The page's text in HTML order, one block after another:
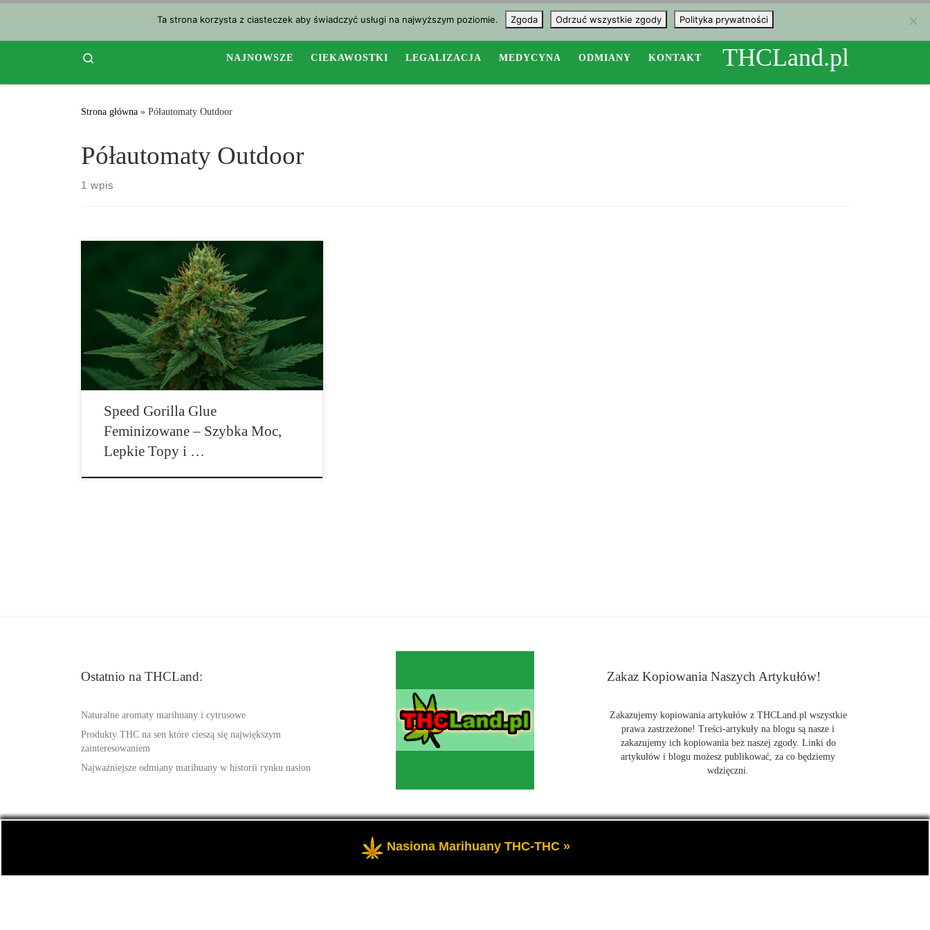
THCLand.pl
NAJNOWSZE CIEKAWOSTKI LEGALIZACJA MEDYCYNA ODMIANY KONTAKT
Strona główna » Półautomaty Outdoor
Półautomaty Outdoor
1 wpis
Speed Gorilla Glue Feminizowane: Szybka Moc w
Klasycznym Stylu GG Speed Gorilla Glue
Feminizowane to jedno z najlepszych połączeń
klasycznej genetyki Gorilla Glue i ekspresowego cyklu
życia. To odmiana, która nie tylko dorównuje
legendzie pod względem żywiczności, mocy i efektu,
[…]
Speed Gorilla Glue
Feminizowane – Szybka Moc,
Lepkie Topy i …
Ostatnio na THCLand:
Naturalne aromaty marihuany i cytrusowe
Produkty THC na sen które cieszą się największym
zainteresowaniem
Najważniejsze odmiany marihuany w historii rynku nasion
Zakaz Kopiowania Naszych Artykułów!
Zakazujemy kopiowania artykułów z THCLand.pl wszystkie
prawa zastrzeżone! Treści-artykuły na blogu są nasze i
zakazujemy ich kopiowania bez naszej zgody. Linki do
artykułów i blogu możesz publikować, za co będziemy
wdzięczni.
- Czyli informacje na temat marihuany, konopi i cannabis oraz THC a także CBD.
Ta strona korzysta z ciasteczek aby świadczyć usługi na najwyższym poziomie. Zgoda Odrzuć wszystkie zgody Polityka prywatności
Nasiona Marihuany THC-THC »